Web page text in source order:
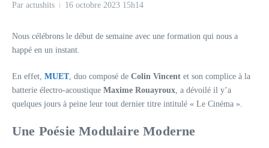
Par actushits 16 octobre 2023 15h14
Nous célébrons le début de semaine avec une formation qui nous a
happé en un instant.
En effet, MUET, duo composé de Colin Vincent et son complice à la
batterie électro-acoustique Maxime Rouayroux, a dévoilé il y’a
quelques jours à peine leur tout dernier titre intitulé « Le Cinéma ».
Une Poésie Modulaire Moderne